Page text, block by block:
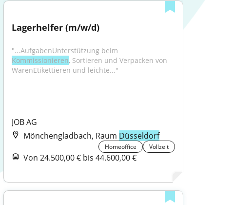
Lagerhelfer (m/w/d)
Kommissionieren, Sortieren und Verpacken von
WarenEtikettieren und leichte..."
JOB AG
Mönchengladbach, Raum Düsseldorf
Homeoffice Vollzeit
Von 24.500,00 € bis 44.600,00 €